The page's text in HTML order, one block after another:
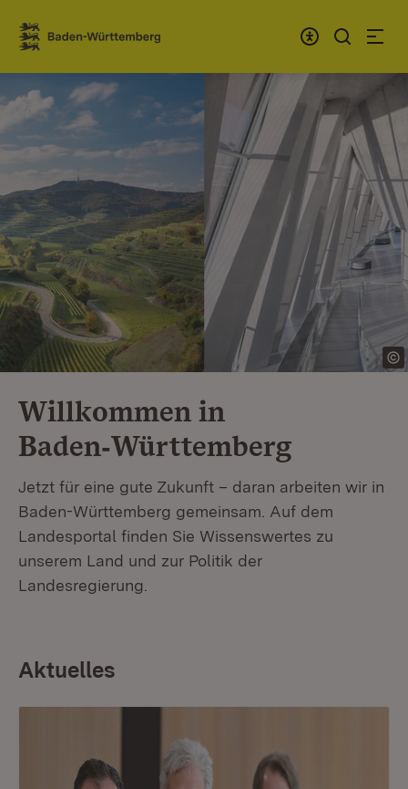
Zum Inhalt springen
Link zur Startseite
Willkommen in
Baden‑Württemberg
Jetzt für eine gute Zukunft – daran arbeiten wir in
Baden-Württemberg gemeinsam. Auf dem
Landesportal finden Sie Wissenswertes zu
unserem Land und zur Politik der
Landesregierung.
Aktuelles